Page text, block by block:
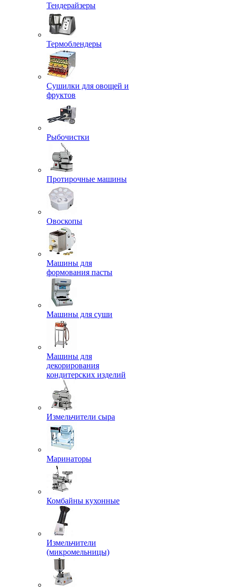
Тендерайзеры
Термоблендеры
Сушилки для овощей и
фруктов
Рыбочистки
Протирочные машины
Овоскопы
Машины для
формования пасты
Машины для суши
Машины для
декорирования
кондитерских изделий
Измельчители сыра
Маринаторы
Комбайны кухонные
Измельчители
(микромельницы)